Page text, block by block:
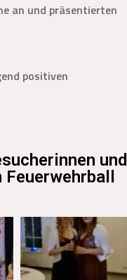
an und präsentierten
positiven
und
Feuerwehrball